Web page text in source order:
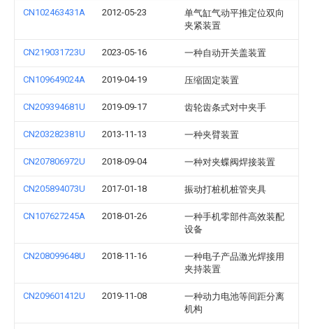
CN102463431A 2012-05-23
单气缸气动平推定位双向
夹紧装置
CN219031723U 2023-05-16 一种自动开关盖装置
CN109649024A 2019-04-19 压缩固定装置
CN209394681U 2019-09-17 齿轮齿条式对中夹手
CN203282381U 2013-11-13 一种夹臂装置
CN207806972U 2018-09-04 一种对夹蝶阀焊接装置
CN205894073U 2017-01-18 振动打桩机桩管夹具
CN107627245A 2018-01-26
一种手机零部件高效装配
设备
CN208099648U 2018-11-16
一种电子产品激光焊接用
夹持装置
CN209601412U 2019-11-08
一种动力电池等间距分离
机构